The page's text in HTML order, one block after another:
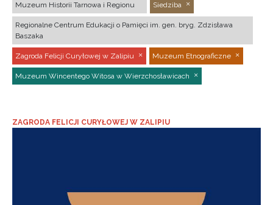
Muzeum Historii Tarnowa i Regionu Siedziba
Regionalne Centrum Edukacji o Pamięci im. gen. bryg. Zdzisława
Baszaka
Zagroda Felicji Curyłowej w Zalipiu Muzeum Etnograficzne
Muzeum Wincentego Witosa w Wierzchosławicach
ZAGRODA FELICJI CURYŁOWEJ W ZALIPIU